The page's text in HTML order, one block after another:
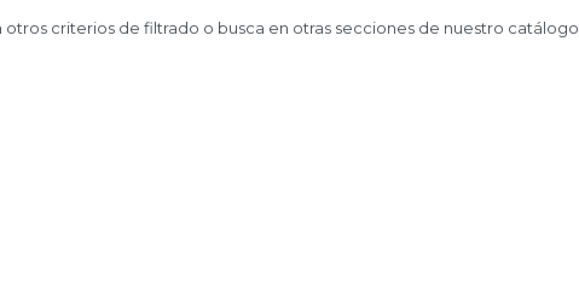
criterios de filtrado o busca en otras secciones de nuestro catálogo.